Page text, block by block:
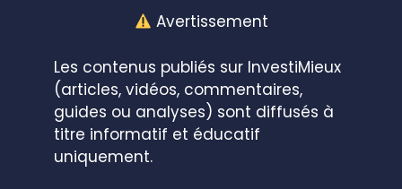
Avertissement
Les contenus publiés sur InvestiMieux
(articles, vidéos, commentaires,
guides ou analyses) sont diffusés à
titre informatif et éducatif
uniquement.